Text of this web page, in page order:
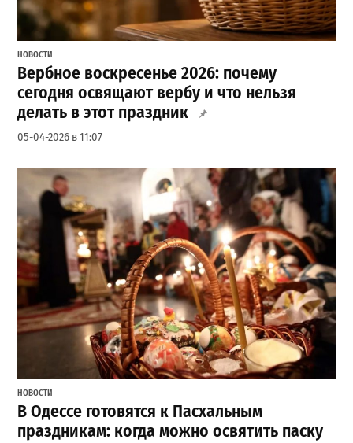
НОВОСТИ
Вербное воскресенье 2026: почему
сегодня освящают вербу и что нельзя
делать в этот праздник
05-04-2026 в 11:07
НОВОСТИ
В Одессе готовятся к Пасхальным
праздникам: когда можно освятить паску